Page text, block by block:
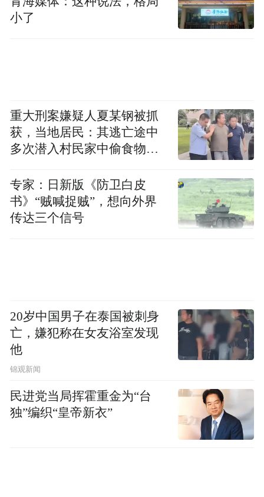
南园区将深挖产业潜力，壮大特色制造产
业，助力靖江建成长三角颇具影响力的新能
源汽车零部件产业高地。
来源：泰州发布
“特别声明：以上作品内容(包括在内的视频、图片或音
space services.”
小了
重大刑案嫌疑人夏某钢被抓
获，当地居民：其逃亡途中
多次潜入村民家中偷食物被
专家：日新版《防卫白皮
书》“贼喊捉贼”，想向外界
传达三个信号
20岁中国男子在泰国被刺身
亡，嫌犯称在女友浴室发现
他
锦观新闻
民进党当局挥霍重金为“台
独”编织“皇帝新衣”